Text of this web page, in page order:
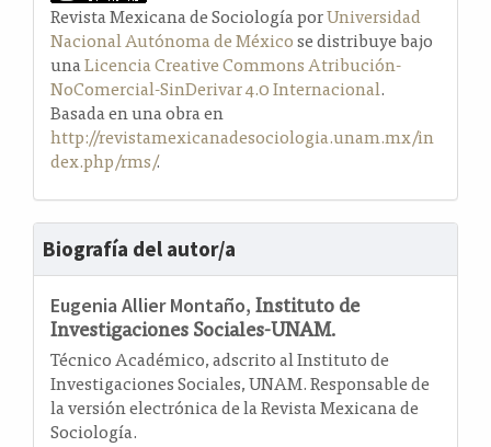
Revista Mexicana de Sociología porUniversidad
Nacional Autónoma de Méxicose distribuye bajo
unaLicencia Creative Commons Atribución-
NoComercial-SinDerivar 4.0 Internacional.
Basada en una obra en
http://revistamexicanadesociologia.unam.mx/in
dex.php/rms/.
Biografía del autor/a
Eugenia Allier Montaño, Instituto de
Investigaciones Sociales-UNAM.
Técnico Académico, adscrito al Instituto de
Investigaciones Sociales, UNAM. Responsable de
la versión electrónica de la Revista Mexicana de
Sociología.